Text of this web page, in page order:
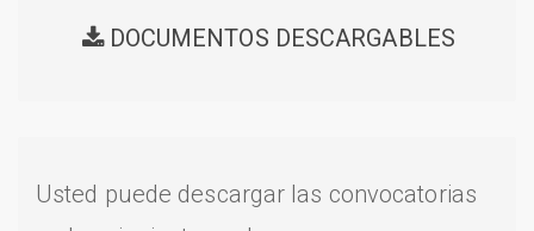
DOCUMENTOS DESCARGABLES
Usted puede descargar las convocatorias